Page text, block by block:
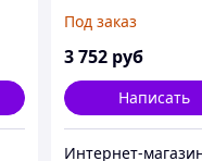
Под заказ
3 752 руб
Написать